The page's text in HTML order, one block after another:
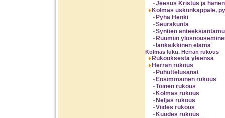
Jeesus Kristus ja
Kolmas uskonkappale,
Pyhä Henki
Seurakunta
Syntien
Ruumiin
Iankaikkinen elämä
Kolmas luku, Herran rukous
Rukouksesta yleensä
Herran rukous
Puhuttelusanat
Ensimmäinen rukous
Toinen rukous
Kolmas rukous
Neljäs rukous
Viides rukous
Kuudes rukous